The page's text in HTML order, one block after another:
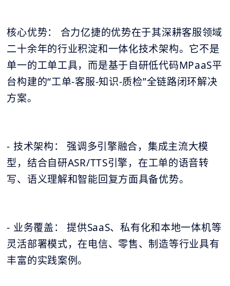
核心优势： 合力亿捷的优势在于其深耕客服领域
二十余年的行业积淀和一体化技术架构。它不是
单一的工单工具，而是基于自研低代码MPaaS平
台构建的“工单-客服-知识-质检”全链路闭环解决
方案。
- 技术架构： 强调多引擎融合，集成主流大模
型，结合自研ASR/TTS引擎，在工单的语音转
写、语义理解和智能回复方面具备优势。
- 业务覆盖： 提供SaaS、私有化和本地一体机等
灵活部署模式，在电信、零售、制造等行业具有
丰富的实践案例。